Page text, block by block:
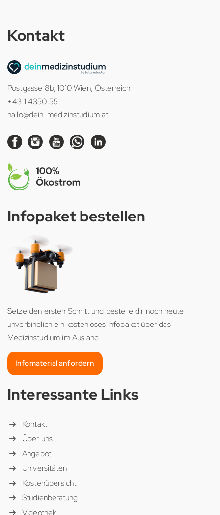
Kontakt
Postgasse 8b, 1010 Wien, Österreich
+43 1 4350 551
hallo@dein-medizinstudium.at
Infopaket bestellen
Setze den ersten Schritt und bestelle dir noch heute
unverbindlich ein kostenloses Infopaket über das
Medizinstudium im Ausland.
Infomaterial anfordern
Interessante Links
Kontakt
Über uns
Angebot
Universitäten
Kostenübersicht
Studienberatung
Videothek